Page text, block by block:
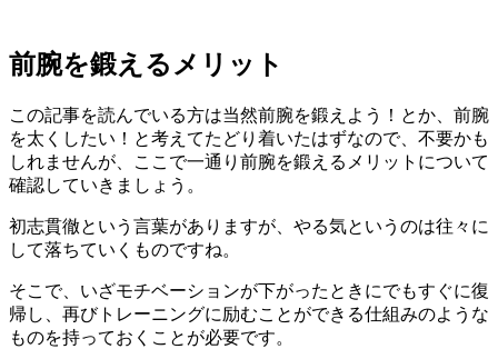
前腕を鍛えるメリット
この記事を読んでいる方は当然前腕を鍛えよう！とか、前腕
を太くしたい！と考えてたどり着いたはずなので、不要かも
しれませんが、ここで一通り前腕を鍛えるメリットについて
確認していきましょう。
初志貫徹という言葉がありますが、やる気というのは往々に
して落ちていくものですね。
そこで、いざモチベーションが下がったときにでもすぐに復
帰し、再びトレーニングに励むことができる仕組みのような
ものを持っておくことが必要です。